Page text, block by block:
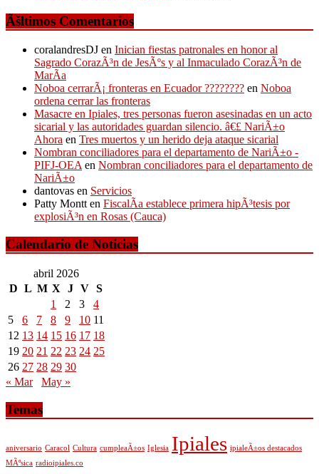
Ãšltimos Comentarios
coralandresDJ en Inician fiestas patronales en honor al
Sagrado CorazÃ³n de JesÃºs y al Inmaculado CorazÃ³n de
MarÃ­a
Noboa cerrarÃ¡ fronteras en Ecuador ???????? en Noboa
ordena cerrar las fronteras
Masacre en Ipiales, tres personas fueron asesinadas en un acto
sicarial y las autoridades guardan silencio. â€£ NariÃ±o
Ahora en Tres muertos y un herido deja ataque sicarial
Nombran conciliadores para el departamento de NariÃ±o -
PIFJ-OEAen Nombran conciliadores para el departamento de
NariÃ±o
dantovas en Servicios
Patty Montten FiscalÃ­a establece primera hipÃ³tesis por
explosiÃ³n en Rosas (Cauca)
Calendario de Noticias
abril 2026
D L M X J V S
1
2 3
4
5
6 7 8 9 10 11
12 13 14 15 16 17 18
19 20 21 22 23 24 25
26 27 28 29 30
« Mar
May »
Temas
aniversario Caracol Cultura cumpleaÃ±os Iglesia Ipiales ipialeÃ±os destacados
MÃºsica radioipiales.co